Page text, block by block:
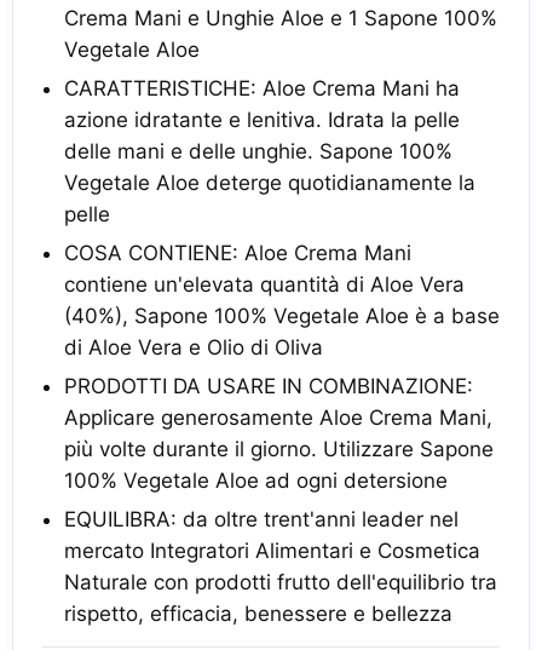
Crema Mani e Unghie Aloe e 1 Sapone 100%
Vegetale Aloe
CARATTERISTICHE: Aloe Crema Mani ha
azione idratante e lenitiva. Idrata la pelle
delle mani e delle unghie. Sapone 100%
Vegetale Aloe deterge quotidianamente la
pelle
COSA CONTIENE: Aloe Crema Mani
contiene un'elevata quantità di Aloe Vera
(40%), Sapone 100% Vegetale Aloe è a base
di Aloe Vera e Olio di Oliva
PRODOTTI DA USARE IN COMBINAZIONE:
Applicare generosamente Aloe Crema Mani,
più volte durante il giorno. Utilizzare Sapone
100% Vegetale Aloe ad ogni detersione
EQUILIBRA: da oltre trent'anni leader nel
mercato Integratori Alimentari e Cosmetica
Naturale con prodotti frutto dell'equilibrio tra
rispetto, efficacia, benessere e bellezza